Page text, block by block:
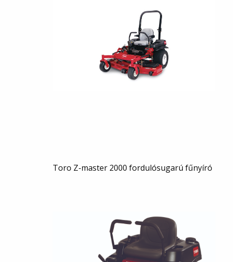
Toro Z-master 2000 fordulósugarú fűnyíró